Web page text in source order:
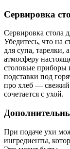
Сервировка
Сервировка стола
Убедитесь, что на
для супа, тарелки,
атмосферу
столовые приборы
подставки под
про хлеб —
сочетается с ухой.
При подаче ухи
ингредиенты,